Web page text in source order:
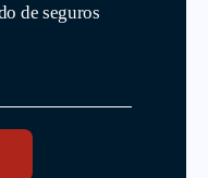
de seguros